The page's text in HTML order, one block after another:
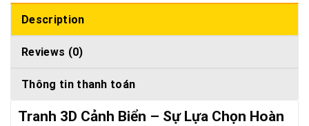
Description
Reviews (0)
Thông tin thanh toán
Tranh 3D Cảnh Biển – Sự Lựa Chọn Hoàn